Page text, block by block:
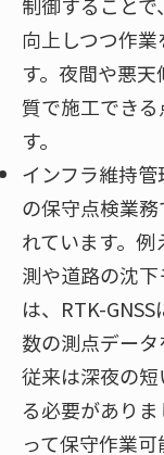
制御すること
向上しつつ作
す。夜間や悪
質で施工でき
す。
インフラ維持
の保守点検業
れています。
測や道路の沈
は、RTK-
数の測点データ
従来は深夜の
る必要があり
って保守作業